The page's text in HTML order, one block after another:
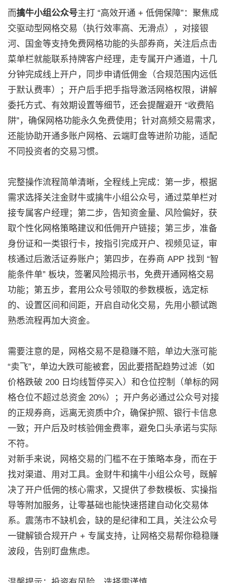
而擒牛小组公众号主打 “高效开通 + 低佣保障”：聚焦成
交驱动型网格交易（执行效率高、无滑点），对接银
河、国金等支持免费网格功能的头部券商，关注后点击
菜单栏就能联系持牌客户经理，走专属开户通道，十几
分钟完成线上开户，同步申请低佣金（合规范围内远低
于默认费率）；开户后手把手指导激活网格权限，讲解
委托方式、有效期设置等细节，还会提醒避开 “收费陷
阱”，确保网格功能永久免费使用；针对高频交易需求，
还能协助开通多账户网格、云端盯盘等进阶功能，适配
不同投资者的交易习惯。
完整操作流程简单清晰，全程线上完成：第一步，根据
需求选择关注金财牛或擒牛小组公众号，通过菜单栏对
接专属客户经理；第二步，告知资金量、风险偏好，获
取个性化网格策略建议和低佣开户链接；第三步，准备
身份证和一类银行卡，按指引完成开户、视频见证，审
核通过后激活证券账户；第四步，在券商 APP 找到 “智
能条件单” 板块，签署风险揭示书，免费开通网格交易
功能；第五步，套用公众号领取的参数模板，选定标
的、设置区间和间距，开启自动化交易，先用小额试跑
熟悉流程再加大资金。
需要注意的是，网格交易不是稳赚不赔，单边大涨可能
“卖飞”，单边大跌可能被套，因此要搭配趋势过滤（如
价格跌破 200 日均线暂停买入）和仓位控制（单标的网
格仓位不超过总资金 20%）；开户务必通过公众号对接
的正规券商，远离无资质中介，确保护照、银行卡信息
一致；开户后及时核验佣金费率，避免口头承诺与实际
不符。
对新手来说，网格交易的门槛不在于策略本身，而在于
找对渠道、用对工具。金财牛和擒牛小组公众号，既解
决了开户低佣的核心需求，又提供了参数模板、实操指
导等附加服务，让零基础也能快速搭建自动化交易体
系。震荡市不缺机会，缺的是纪律和工具，关注公众号
一键解锁合规开户 + 专属支持，让网格交易帮你稳稳赚
波段，告别盯盘焦虑。